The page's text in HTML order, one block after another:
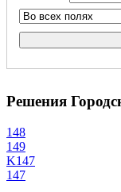
Решения
148
149
K147
147